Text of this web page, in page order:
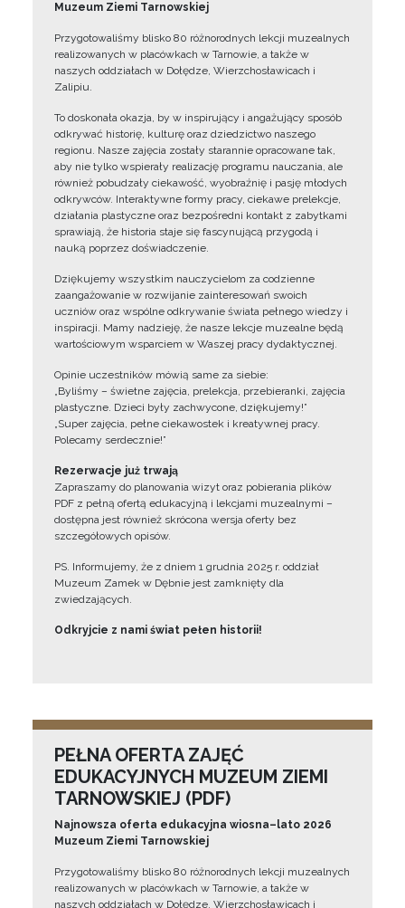
Muzeum Ziemi Tarnowskiej
Przygotowaliśmy blisko 80 różnorodnych lekcji muzealnych
realizowanych w placówkach w Tarnowie, a także w
naszych oddziałach w Dołędze, Wierzchosławicach i
Zalipiu.
To doskonała okazja, by w inspirujący i angażujący sposób
odkrywać historię, kulturę oraz dziedzictwo naszego
regionu. Nasze zajęcia zostały starannie opracowane tak,
aby nie tylko wspierały realizację programu nauczania, ale
również pobudzały ciekawość, wyobraźnię i pasję młodych
odkrywców. Interaktywne formy pracy, ciekawe prelekcje,
działania plastyczne oraz bezpośredni kontakt z zabytkami
sprawiają, że historia staje się fascynującą przygodą i
nauką poprzez doświadczenie.
Dziękujemy wszystkim nauczycielom za codzienne
zaangażowanie w rozwijanie zainteresowań swoich
uczniów oraz wspólne odkrywanie świata pełnego wiedzy i
inspiracji. Mamy nadzieję, że nasze lekcje muzealne będą
wartościowym wsparciem w Waszej pracy dydaktycznej.
Opinie uczestników mówią same za siebie:
„Byliśmy – świetne zajęcia, prelekcja, przebieranki, zajęcia
plastyczne. Dzieci były zachwycone, dziękujemy!”
„Super zajęcia, pełne ciekawostek i kreatywnej pracy.
Polecamy serdecznie!”
Rezerwacje już trwają
Zapraszamy do planowania wizyt oraz pobierania plików
PDF z pełną ofertą edukacyjną i lekcjami muzealnymi –
dostępna jest również skrócona wersja oferty bez
szczegółowych opisów.
PS. Informujemy, że z dniem 1 grudnia 2025 r. oddział
Muzeum Zamek w Dębnie jest zamknięty dla
zwiedzających.
Odkryjcie z nami świat pełen historii!
PEŁNA OFERTA ZAJĘĆ
EDUKACYJNYCH MUZEUM ZIEMI
TARNOWSKIEJ (PDF)
Najnowsza oferta edukacyjna wiosna–lato 2026
Muzeum Ziemi Tarnowskiej
Przygotowaliśmy blisko 80 różnorodnych lekcji muzealnych
realizowanych w placówkach w Tarnowie, a także w
naszych oddziałach w Dołędze, Wierzchosławicach i